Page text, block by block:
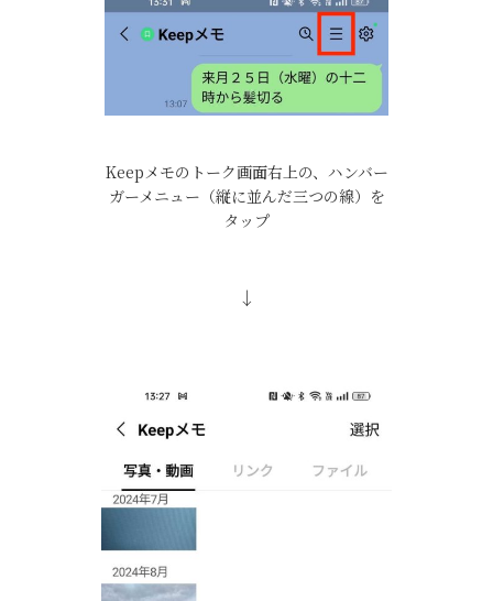
Keepメモのトーク画面右上の、ハンバー
ガーメニュー（縦に並んだ三つの線）を
タップ
↓